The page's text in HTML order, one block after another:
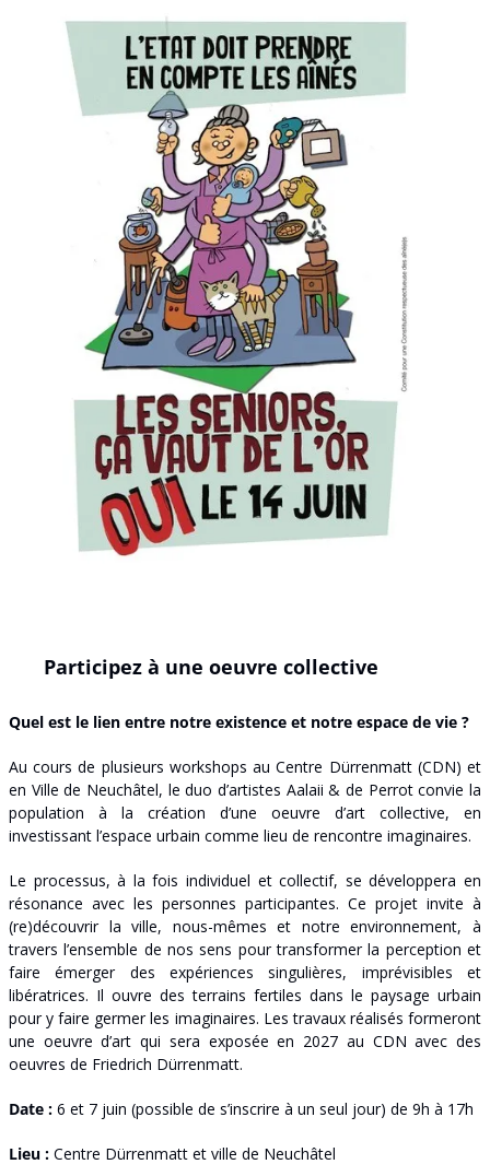
Participez à une oeuvre collective
Quel est le lien entre notre existence et notre espace de vie ?
Au cours de plusieurs workshops au Centre Dürrenmatt (CDN) et
en Ville de Neuchâtel, le duo d’artistes Aalaii & de Perrot convie la
population à la création d’une oeuvre d’art collective, en
investissant l’espace urbain comme lieu de rencontre imaginaires.
Le processus, à la fois individuel et collectif, se développera en
résonance avec les personnes participantes. Ce projet invite à
(re)découvrir la ville, nous-mêmes et notre environnement, à
travers l’ensemble de nos sens pour transformer la perception et
faire émerger des expériences singulières, imprévisibles et
libératrices. Il ouvre des terrains fertiles dans le paysage urbain
pour y faire germer les imaginaires. Les travaux réalisés formeront
une oeuvre d’art qui sera exposée en 2027 au CDN avec des
oeuvres de Friedrich Dürrenmatt.
Date : 6 et 7 juin (possible de s’inscrire à un seul jour) de 9h à 17h
Lieu : Centre Dürrenmatt et ville de Neuchâtel